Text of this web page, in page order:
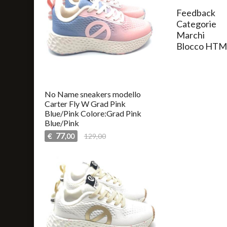
Feedback
Categorie
Marchi
Blocco
No Name sneakers modello
Carter Fly W Grad Pink
Blue/Pink Colore:Grad Pink
Blue/Pink
€ 77,00 129,00